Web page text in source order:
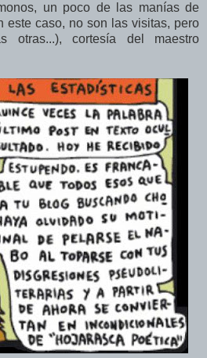
un poco de las manías de
este caso, no son las visitas, pero
otras...), cortesía del maestro